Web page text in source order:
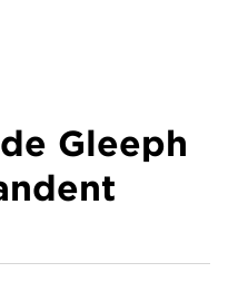
Gleeph